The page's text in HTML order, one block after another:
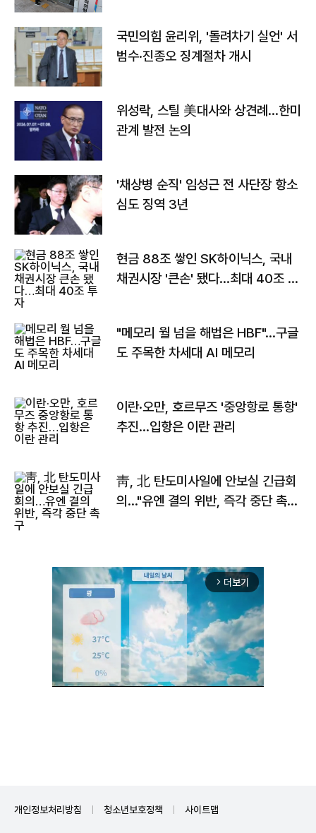
국민의힘 윤리위, '돌려차기 실언' 서
범수·진종오 징계절차 개시
위성락, 스틸 美대사와 상견례…한미
관계 발전 논의
'채상병 순직' 임성근 전 사단장 항소
심도 징역 3년
현금 88조 쌓인 SK하이닉스, 국내
채권시장 '큰손' 됐다…최대 40조 투
"메모리 월 넘을 해법은 HBF"…구글
도 주목한 차세대 AI 메모리
이란·오만, 호르무즈 '중앙항로 통항'
추진…입항은 이란 관리
靑, 北 탄도미사일에 안보실 긴급회
의…"유엔 결의 위반, 즉각 중단 촉
arrow_forward_ios 더보기
개인정보처리방침 청소년보호정책 사이트맵